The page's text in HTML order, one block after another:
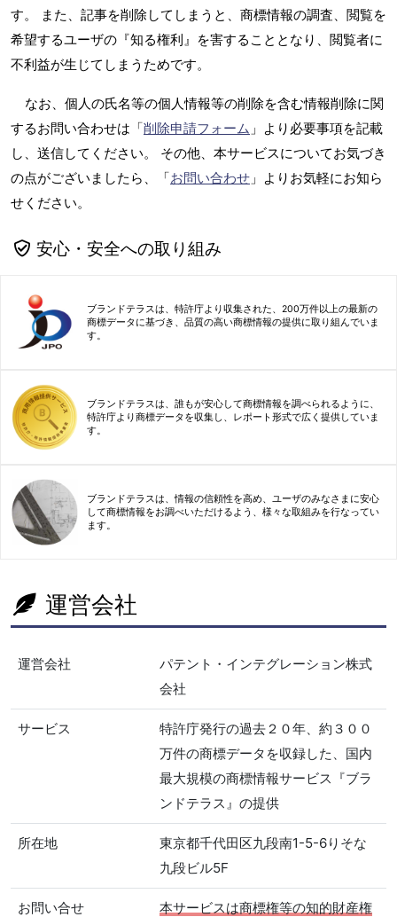
す。 また、記事を削除してしまうと、商標情報の調査、閲覧を
希望するユーザの『知る権利』を害することとなり、閲覧者に
不利益が生じてしまうためです。
なお、個人の氏名等の個人情報等の削除を含む情報削除に関
するお問い合わせは「削除申請フォーム 」より必要事項を記載
し、送信してください。 その他、本サービスについてお気づき
の点がございましたら、「お問い合わせ 」よりお気軽にお知ら
せください。
安心・安全への取り組み
ブランドテラスは、特許庁より収集された、200万件以上の最新の
商標データに基づき、品質の高い商標情報の提供に取り組んでいま
す。
ブランドテラスは、誰もが安心して商標情報を調べられるように、
特許庁より商標データを収集し、レポート形式で広く提供していま
す。
ブランドテラスは、情報の信頼性を高め、ユーザのみなさまに安心
して商標情報をお調べいただけるよう、様々な取組みを行なってい
ます。
運営会社
運営会社
パテント・インテグレーション株式
会社
サービス
特許庁発行の過去２０年、約３００
万件の商標データを収録した、国内
最大規模の商標情報サービス『ブラ
ンドテラス』の提供
所在地
東京都千代田区九段南1-5-6りそな
九段ビル5F
お問い合せ
本サービスは商標権等の知的財産権